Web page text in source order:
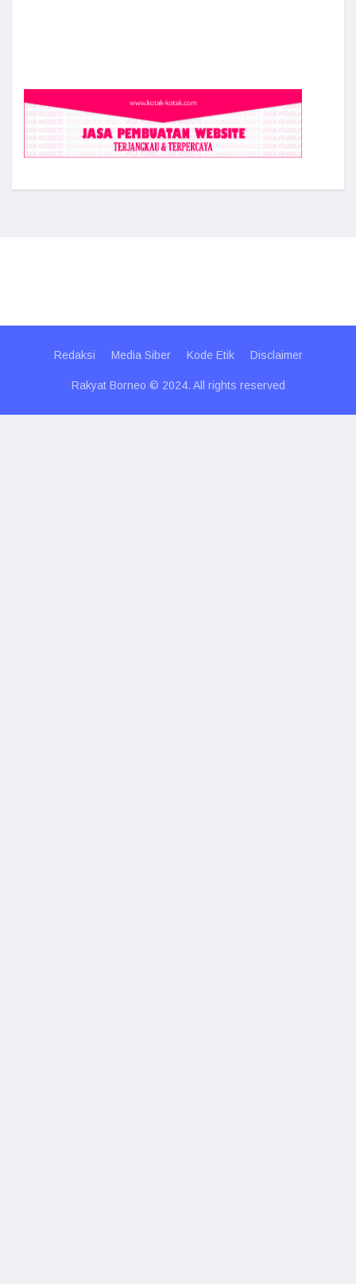
Redaksi Media Siber Kode Etik Disclaimer
Rakyat Borneo © 2024. All rights reserved